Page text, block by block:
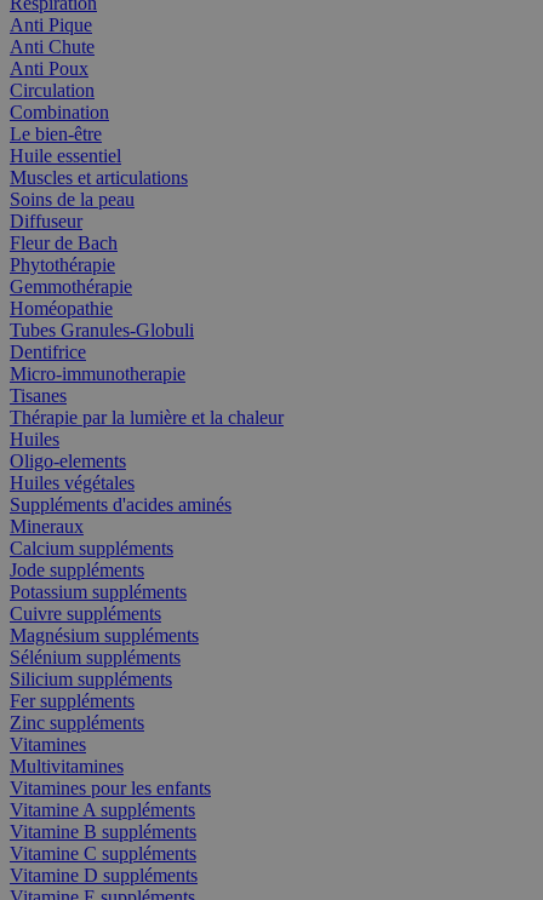
Anti Pique
Anti Chute
Anti Poux
Circulation
Combination
Le bien-être
Huile essentiel
Muscles et articulations
Soins de la peau
Diffuseur
Fleur de Bach
Phytothérapie
Gemmothérapie
Homéopathie
Tubes Granules-Globuli
Dentifrice
Micro-immunotherapie
Tisanes
Thérapie par la lumière et la chaleur
Huiles
Oligo-elements
Huiles végétales
Suppléments d'acides aminés
Mineraux
Calcium suppléments
Jode suppléments
Potassium suppléments
Cuivre suppléments
Magnésium suppléments
Sélénium suppléments
Silicium suppléments
Fer suppléments
Zinc suppléments
Vitamines
Multivitamines
Vitamines pour les enfants
Vitamine A suppléments
Vitamine B suppléments
Vitamine C suppléments
Vitamine D suppléments